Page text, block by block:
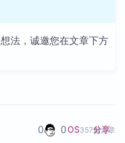
法，诚邀您在文章下方
OS357篇文章
0 0 分享